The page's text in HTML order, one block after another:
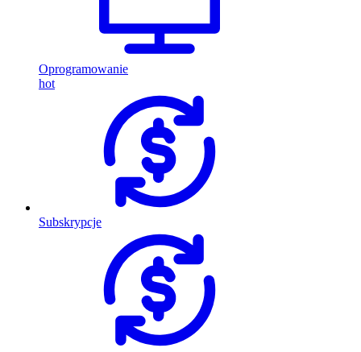
Oprogramowanie
hot
Subskrypcje